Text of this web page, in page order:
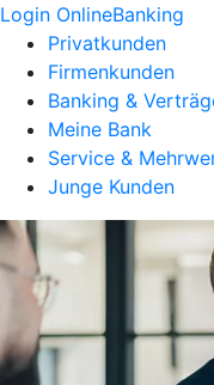
Login OnlineBanking
Privatkunden
Firmenkunden
Banking &
Meine Bank
Service &
Junge Kunden